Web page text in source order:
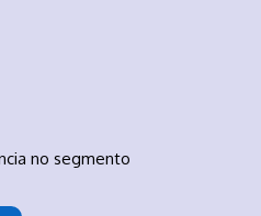
no segmento